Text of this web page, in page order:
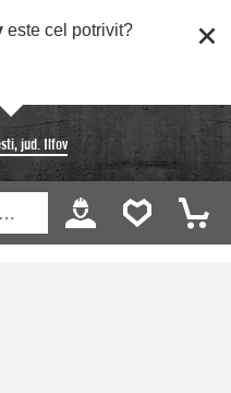
este cel potrivit?
jud. Ilfov